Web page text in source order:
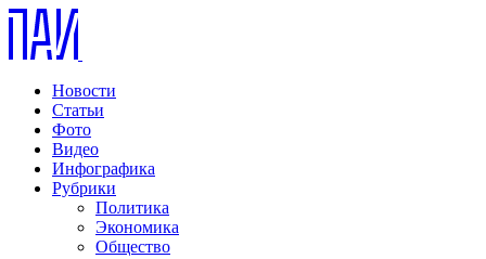
Новости
Статьи
Фото
Видео
Инфографика
Рубрики
Политика
Экономика
Общество